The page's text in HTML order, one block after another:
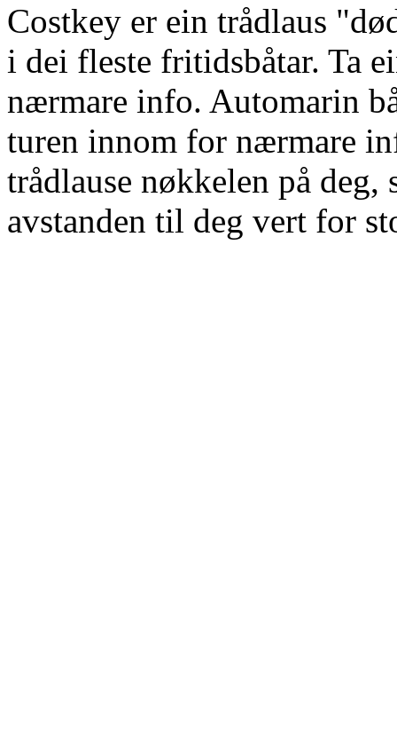
Costkey er ein trådlaus
i dei fleste fritidsbåtar. Ta
nærmare info. Automarin
turen innom for nærmare
trådlause nøkkelen på
avstanden til deg vert for